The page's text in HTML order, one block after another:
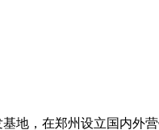
地，在郑州设立国内外